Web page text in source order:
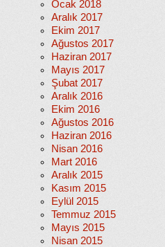
Ocak 2018
Aralık 2017
Ekim 2017
Ağustos 2017
Haziran 2017
Mayıs 2017
Şubat 2017
Aralık 2016
Ekim 2016
Ağustos 2016
Haziran 2016
Nisan 2016
Mart 2016
Aralık 2015
Kasım 2015
Eylül 2015
Temmuz 2015
Mayıs 2015
Nisan 2015